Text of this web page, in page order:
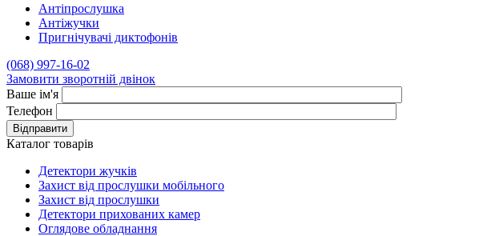
Антіпрослушка
Антіжучки
Пригнічувачі диктофонів
(068) 997-16-02
Замовити зворотній двінок
Ваше ім'я
Телефон
Відправити
Каталог товарів
Детектори жучків
Захист від прослушки мобільного
Захист від прослушки
Детектори прихованих камер
Оглядове обладнання